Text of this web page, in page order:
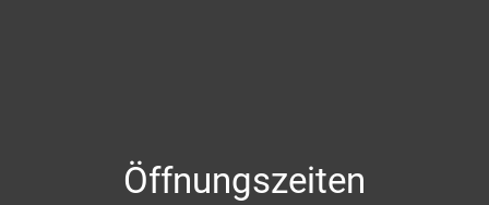
Öffnungszeiten